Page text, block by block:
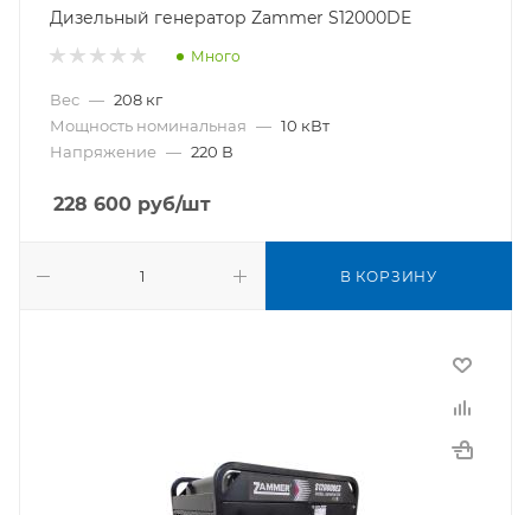
Дизельный генератор Zammer S12000DE
Много
Вес — 208 кг
Мощность номинальная — 10 кВт
Напряжение — 220 В
228 600 руб/шт
В КОРЗИНУ